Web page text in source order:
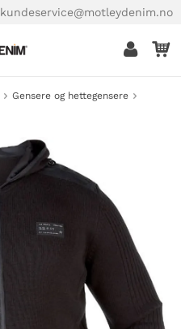
kundeservice@motleydenim.no
Gensere og hettegensere